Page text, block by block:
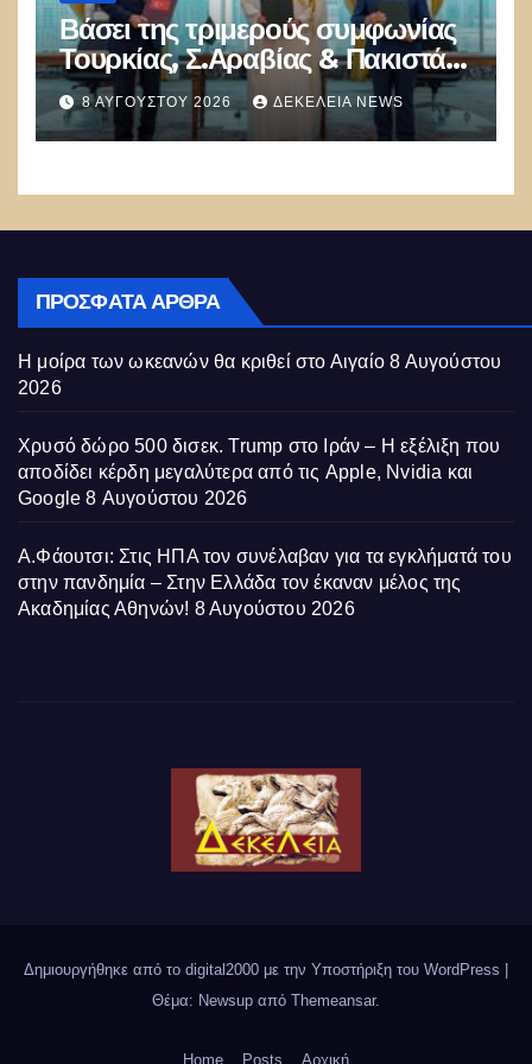
Βάσει της τριμερούς συμφωνίας
Τουρκίας, Σ.Αραβίας & Πακιστάν
θα πολεμήσουν Ριάντ και
Ισλαμαμπάντ κατά της Ελλάδας!
8 ΑΥΓΟΎΣΤΟΥ 2026 ΔΕΚΈΛΕΙΑ NEWS
ΠΡΌΣΦΑΤΑ ΆΡΘΡΑ
Η μοίρα των ωκεανών θα κριθεί στο Αιγαίο 8 Αυγούστου
2026
Χρυσό δώρο 500 δισεκ. Trump στο Ιράν – Η εξέλιξη που
αποδίδει κέρδη μεγαλύτερα από τις Apple, Nvidia και
Google 8 Αυγούστου 2026
Α.Φάουτσι: Στις ΗΠΑ τον συνέλαβαν για τα εγκλήματά του
στην πανδημία – Στην Ελλάδα τον έκαναν μέλος της
Ακαδημίας Αθηνών! 8 Αυγούστου 2026
Δημιουργήθηκε από το digital2000 με την Υποστήριξη του WordPress
Θέμα: Newsup από Themeansar.
Home Posts Αρχική